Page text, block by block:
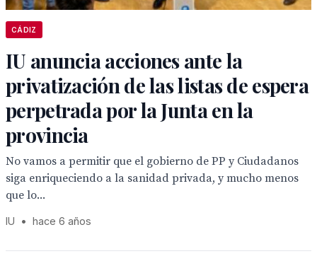
CÁDIZ
IU anuncia acciones ante la
privatización de las listas de espera
perpetrada por la Junta en la
provincia
No vamos a permitir que el gobierno de PP y Ciudadanos
siga enriqueciendo a la sanidad privada, y mucho menos
que lo...
IU • hace 6 años